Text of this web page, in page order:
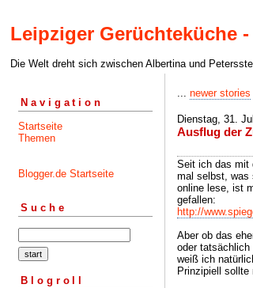
Leipziger Gerüchteküche
Die Welt dreht sich zwischen Albertina und
Navigation
Startseite
Themen
Blogger.de Startseite
Suche
Blogroll
... newer stories
Dienstag, 31.
Ausflug der
Seit ich das mit
mal selbst, was
online lese, ist
gefallen:
http://
Aber ob das
oder tatsächlich
weiß ich
Prinzipiell sollte